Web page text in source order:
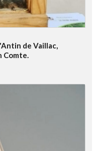
de Vaillac,
Comte.